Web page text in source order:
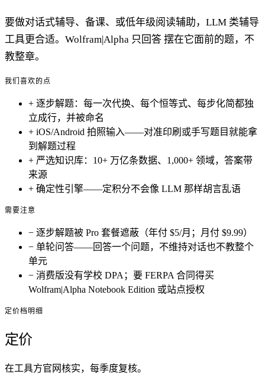
要做对话式辅导、备课、或低年级阅读辅助，LLM 类辅导
工具更合适。Wolfram|Alpha 只回答 摆在它面前的题，不
教整章。
我们喜欢的点
+ 逐步解题：每一次代换、每个恒等式、每步化简都独
立成行，并被命名
+ iOS/Android 拍照输入——对准印刷或手写题目就能拿
到解题过程
+ 严选知识库：10+ 万亿条数据、1,000+ 领域，答案带
来源
+ 确定性引擎——定积分不会像 LLM 那样胡言乱语
需要注意
− 逐步解题被 Pro 套餐遮蔽（年付 $5/月；月付 $9.99）
− 单轮问答——回答一个问题，不维持对话也不教整个
单元
− 消费版没有学校 DPA；要 FERPA 合同得买
Wolfram|Alpha Notebook Edition 或站点授权
定价档明细
定价
在工具方官网核实，每季度复核。